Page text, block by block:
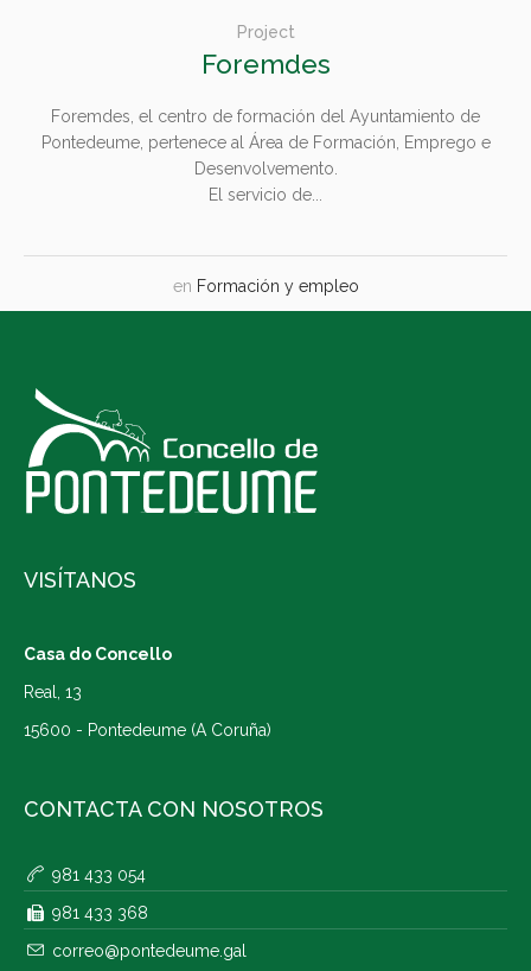
Project
Foremdes
Foremdes, el centro de formación del Ayuntamiento de
Pontedeume, pertenece al Área de Formación, Emprego e
Desenvolvemento.
El servicio de...
en Formación y empleo
VISÍTANOS
Casa do Concello
Real, 13
15600 - Pontedeume (A Coruña)
CONTACTA CON NOSOTROS
981 433 054
981 433 368
correo@pontedeume.gal